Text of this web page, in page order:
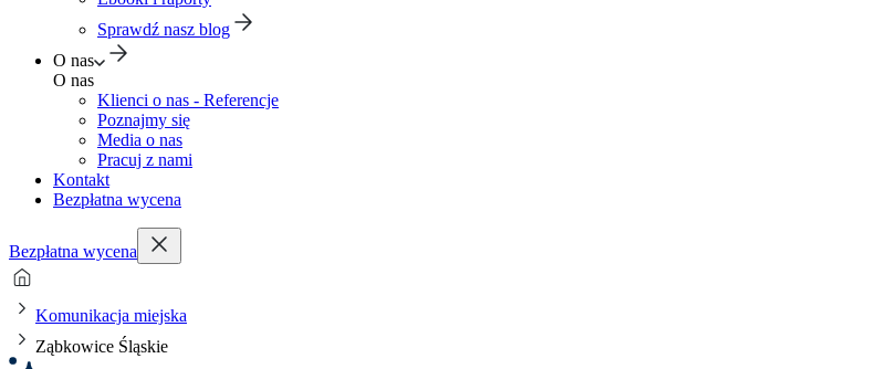
Sprawdź nasz blog
O nas
O nas
Klienci o nas - Referencje
Poznajmy się
Media o nas
Pracuj z nami
Kontakt
Bezpłatna wycena
Bezpłatna wycena
Komunikacja miejska
Ząbkowice Śląskie